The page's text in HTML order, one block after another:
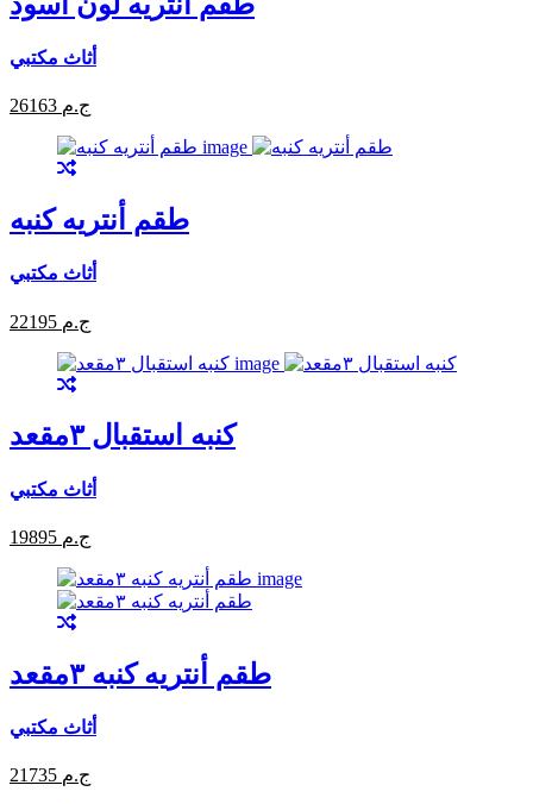
أثاث مكتبي
26163 ج.م
طقم أنتريه كنبه
أثاث مكتبي
22195 ج.م
كنبه استقبال ٣مقعد
أثاث مكتبي
19895 ج.م
طقم أنتريه كنبه ٣مقعد
أثاث مكتبي
21735 ج.م